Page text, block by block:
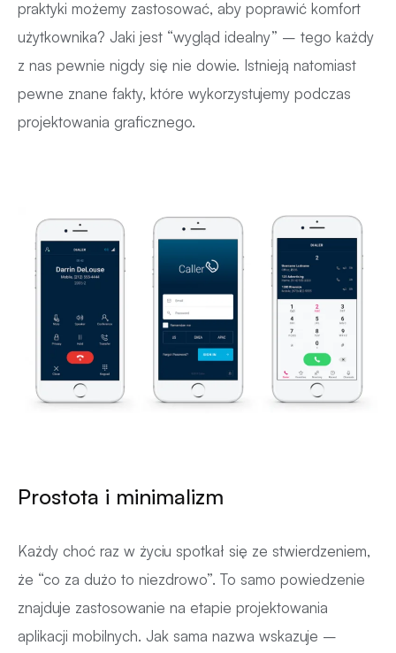
praktyki możemy zastosować, aby poprawić komfort
użytkownika? Jaki jest “wygląd idealny” – tego każdy
z nas pewnie nigdy się nie dowie. Istnieją natomiast
pewne znane fakty, które wykorzystujemy podczas
projektowania graficznego.
Prostota i minimalizm
Każdy choć raz w życiu spotkał się ze stwierdzeniem,
że “co za dużo to niezdrowo”. To samo powiedzenie
znajduje zastosowanie na etapie projektowania
aplikacji mobilnych. Jak sama nazwa wskazuje –